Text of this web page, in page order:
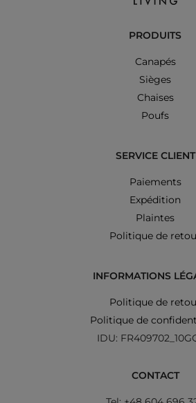
PRODUITS
Canapés
Sièges
Chaises
Poufs
SERVICE CLIENT
Paiements
Expédition
Plaintes
Politique de
INFORMATIONS
Politique de
Politique de
IDU:
CONTACT